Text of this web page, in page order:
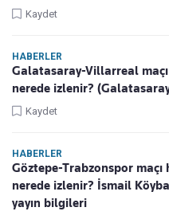
Kaydet
HABERLER
Galatasaray-Villarreal
nerede izlenir?
Kaydet
HABERLER
Göztepe-Trabzonspor
nerede izlenir? İsmail
yayın bilgileri